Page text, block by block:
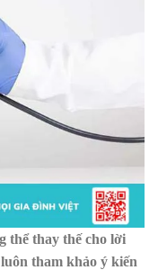
thể thay thế cho lời
tham khảo ý kiến